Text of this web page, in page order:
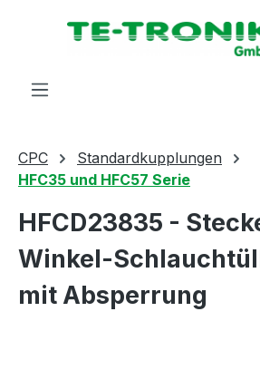
springen
CPC
Standardkupplungen
HFC35 und HFC57 Serie
HFCD23835 -
Winkel-
mit Absperrung